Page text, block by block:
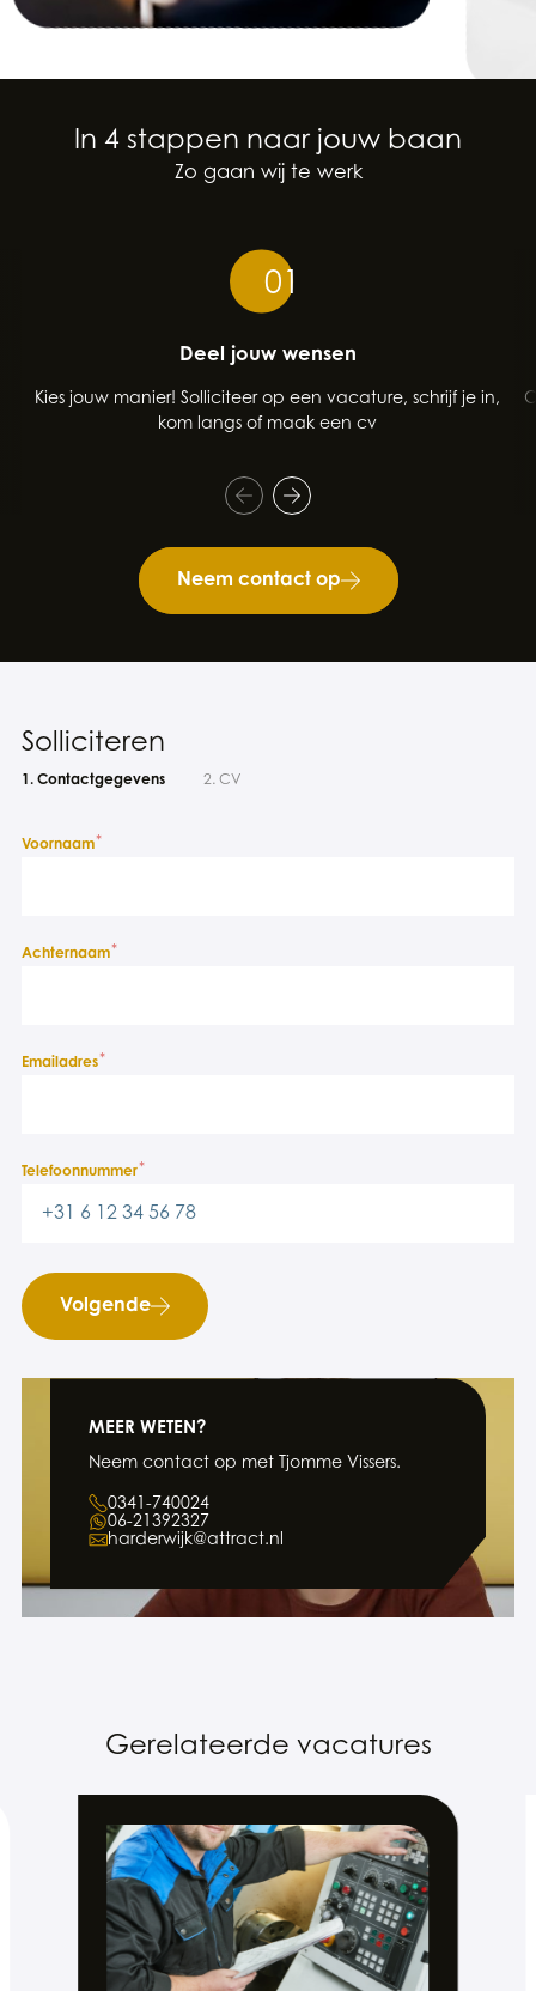
In 4 stappen naar jouw baan
Zo gaan wij te werk
01
Deel jouw wensen
Kies jouw manier! Solliciteer op een vacature, schrijf je in,
kom langs of maak een cv
Neem contact op
Solliciteren
1. Contactgegevens 2. CV
Voornaam*
Achternaam*
Emailadres*
Telefoonnummer*
Volgende
MEER WETEN?
Neem contact op met Tjomme Vissers.
0341-740024
06-21392327
harderwijk@attract.nl
Gerelateerde vacatures